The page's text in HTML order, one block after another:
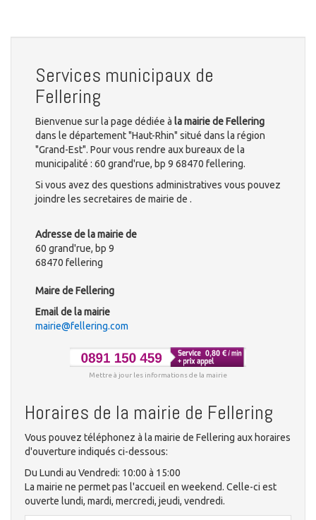
Services municipaux de
Fellering
Bienvenue sur la page dédiée à la mairie de Fellering
dans le département "Haut-Rhin" situé dans la région
"Grand-Est". Pour vous rendre aux bureaux de la
municipalité : 60 grand'rue, bp 9 68470 fellering.
Si vous avez des questions administratives vous pouvez
joindre les secretaires de mairie de .
Adresse de la mairie de
60 grand'rue, bp 9
68470 fellering
Maire de Fellering
Email de la mairie
mairie@fellering.com
Mettre à jour les informations de la mairie
Horaires de la mairie de Fellering
Vous pouvez téléphonez à la mairie de Fellering aux horaires
d'ouverture indiqués ci-dessous:
Du Lundi au Vendredi: 10:00 à 15:00
La mairie ne permet pas l'accueil en weekend. Celle-ci est
ouverte lundi, mardi, mercredi, jeudi, vendredi.